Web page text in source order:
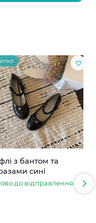
з бантом та
сині
до відправлення